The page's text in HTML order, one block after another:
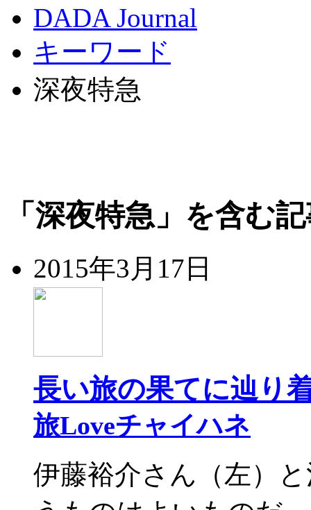
DADA Journal
キーワード
深夜特急
「深夜特急」を含む
2015年3月17日
長い旅の果てに辿り
旅Loveチャイハネ
伊藤裕介さん（左）